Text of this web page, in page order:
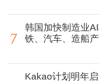
韩国加快制造业
铁、汽车、造船
Kakao计划明年